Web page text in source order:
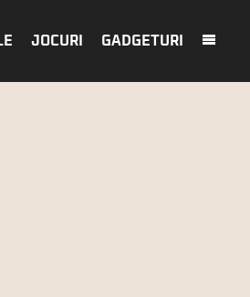
JOCURI GADGETURI